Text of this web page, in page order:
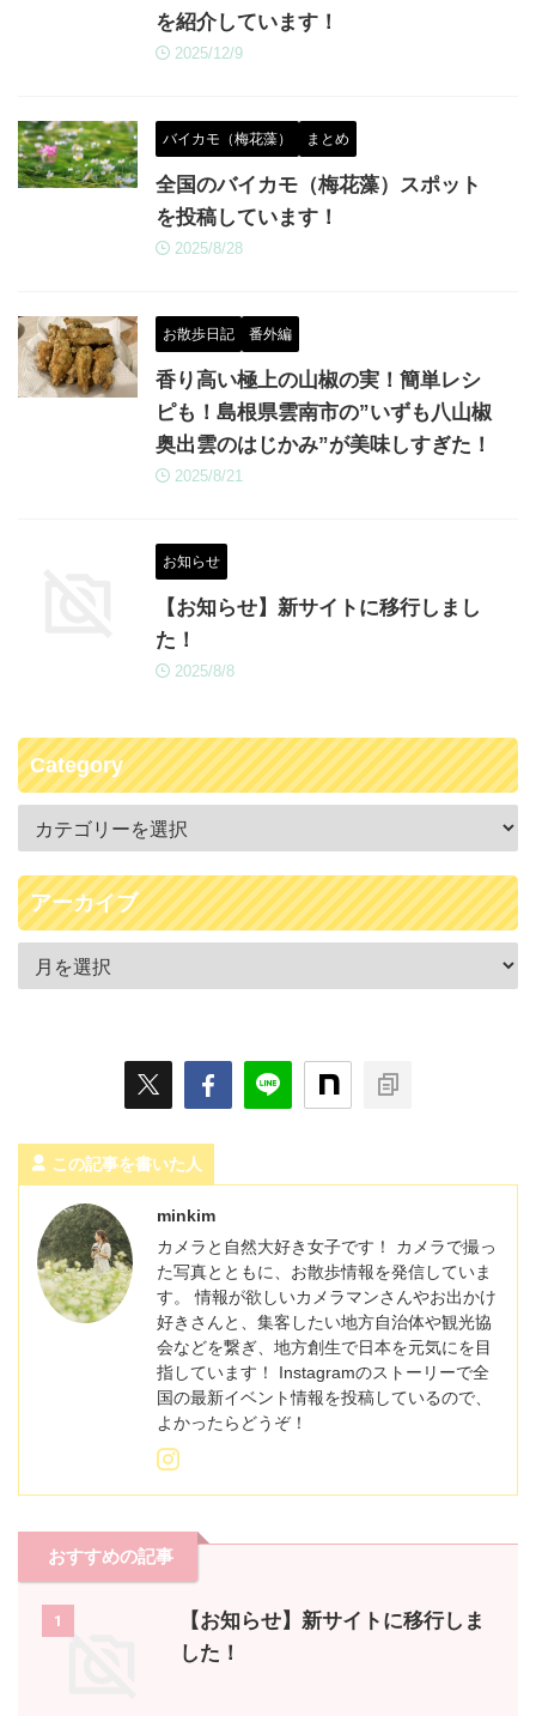
を紹介しています！
2025/12/9
バイカモ（梅花藻） まとめ
全国のバイカモ（梅花藻）スポット
を投稿しています！
2025/8/28
お散歩日記 番外編
香り高い極上の山椒の実！簡単レシ
ピも！島根県雲南市の”いずも八山椒
奥出雲のはじかみ”が美味しすぎた！
2025/8/21
お知らせ
【お知らせ】新サイトに移行しまし
た！
2025/8/8
Category
アーカイブ
この記事を書いた人
minkim
カメラと自然大好き女子です！ カメラで撮っ
た写真とともに、お散歩情報を発信していま
す。 情報が欲しいカメラマンさんやお出かけ
好きさんと、集客したい地方自治体や観光協
会などを繋ぎ、地方創生で日本を元気にを目
指しています！ Instagramのストーリーで全
国の最新イベント情報を投稿しているので、
よかったらどうぞ！
おすすめの記事
1
【お知らせ】新サイトに移行しま
した！